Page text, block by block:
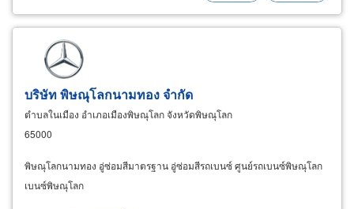
บริษัท พิษณุโลกนามทอง จำกัด
ตำบลในเมือง อำเภอเมืองพิษณุโลก จังหวัดพิษณุโลก
65000
พิษณุโลกนามทอง อู่ซ่อมสีมาตรฐาน อู่ซ่อมสีรถเบนซ์ ศูนย์รถเบนซ์พิษณุโลก
เบนซ์พิษณุโลก